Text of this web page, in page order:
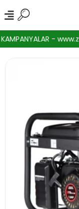
-